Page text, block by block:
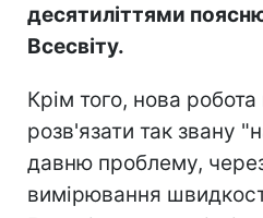
десятиліттями
Всесвіту.
Крім того, нова
розв'язати так звану
давню проблему,
вимірювання